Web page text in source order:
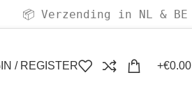
📦 Verzending in NL & BE
/ REGISTER €0.00